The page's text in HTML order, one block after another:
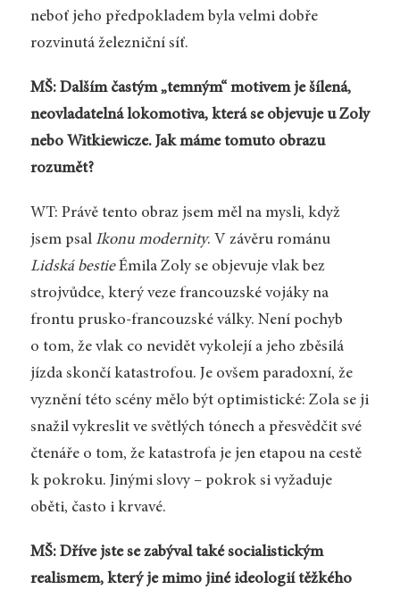
neboť jeho předpokladem byla velmi dobře
rozvinutá železniční síť.
MŠ: Dalším častým „temným“ motivem je šílená,
neovladatelná lokomotiva, která se objevuje u Zoly
nebo Witkiewicze. Jak máme tomuto obrazu
rozumět?
WT: Právě tento obraz jsem měl na mysli, když
jsem psal Ikonu modernity. V závěru románu
Lidská bestieÉmila Zoly se objevuje vlak bez
strojvůdce, který veze francouzské vojáky na
frontu prusko-francouzské války. Není pochyb
o tom, že vlak co nevidět vykolejí a jeho zběsilá
jízda skončí katastrofou. Je ovšem paradoxní, že
vyznění této scény mělo být optimistické: Zola se ji
snažil vykreslit ve světlých tónech a přesvědčit své
čtenáře o tom, že katastrofa je jen etapou na cestě
k pokroku. Jinými slovy – pokrok si vyžaduje
oběti, často i krvavé.
MŠ: Dříve jste se zabýval také socialistickým
realismem, který je mimo jiné ideologií těžkého